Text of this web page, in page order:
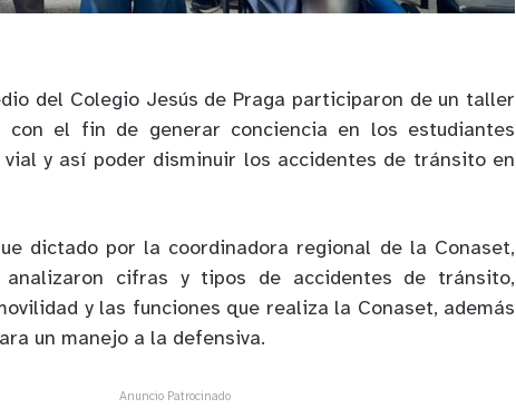
del Colegio Jesús de Praga participaron de un taller
con el fin de generar conciencia en los estudiantes
vial y así poder disminuir los accidentes de tránsito en
dictado por la coordinadora regional de la Conaset,
analizaron cifras y tipos de accidentes de tránsito,
y las funciones que realiza la Conaset, además
un manejo a la defensiva.
Anuncio Patrocinado